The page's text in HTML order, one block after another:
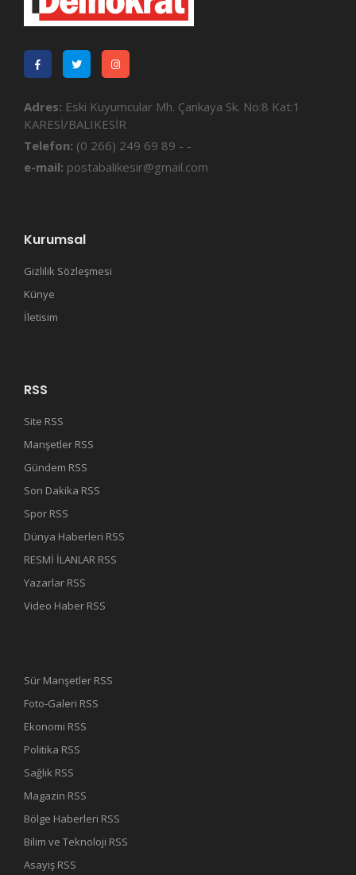
Adres: Eski Kuyumcular Mh. Çankaya Sk. No:8 Kat:1
KARESİ/BALIKESİR
Telefon: (0 266) 249 69 89 - -
e-mail: postabalikesir@gmail.com
Kurumsal
Gizlilik Sözleşmesi
Künye
İletisim
RSS
Site RSS
Manşetler RSS
Gündem RSS
Son Dakika RSS
Spor RSS
Dünya Haberleri RSS
RESMİ İLANLAR RSS
Yazarlar RSS
Video Haber RSS
Sür Manşetler RSS
Foto-Galeri RSS
Ekonomi RSS
Politika RSS
Sağlık RSS
Magazin RSS
Bölge Haberleri RSS
Bilim ve Teknoloji RSS
Asayiş RSS